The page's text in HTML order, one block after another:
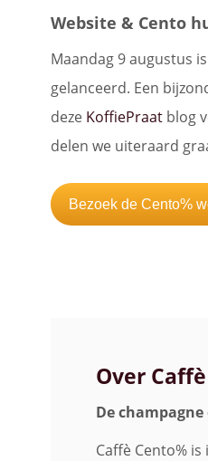
Website & Cento
Maandag 9 augustus
gelanceerd. Een
deze KoffiePraat blog
delen we uiteraard
Bezoek de Cento%
Over
De
Caffè Cento%